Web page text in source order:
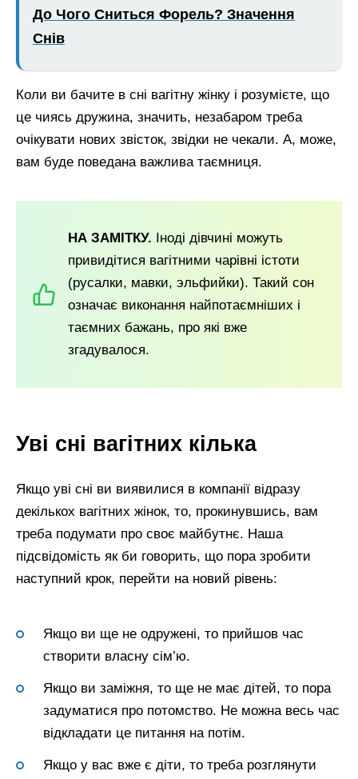
До Чого Сниться Форель? Значення
Снів
Коли ви бачите в сні вагітну жінку і розумієте, що
це чиясь дружина, значить, незабаром треба
очікувати нових звісток, звідки не чекали. А, може,
вам буде поведана важлива таємниця.
НА ЗАМІТКУ. Іноді дівчині можуть
привидітися вагітними чарівні істоти
(русалки, мавки, эльфийки). Такий сон
означає виконання найпотаємніших і
таємних бажань, про які вже
згадувалося.
Уві сні вагітних кілька
Якщо уві сні ви виявилися в компанії відразу
декількох вагітних жінок, то, прокинувшись, вам
треба подумати про своє майбутнє. Наша
підсвідомість як би говорить, що пора зробити
наступний крок, перейти на новий рівень:
Якщо ви ще не одружені, то прийшов час
створити власну сім’ю.
Якщо ви заміжня, то ще не має дітей, то пора
задуматися про потомство. Не можна весь час
відкладати це питання на потім.
Якщо у вас вже є діти, то треба розглянути